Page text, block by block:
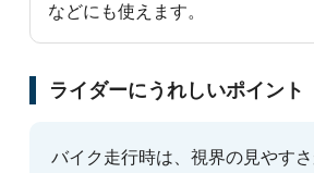
などにも使えます。
ライダーにうれしいポイント
バイク走行時は、視界の見やす